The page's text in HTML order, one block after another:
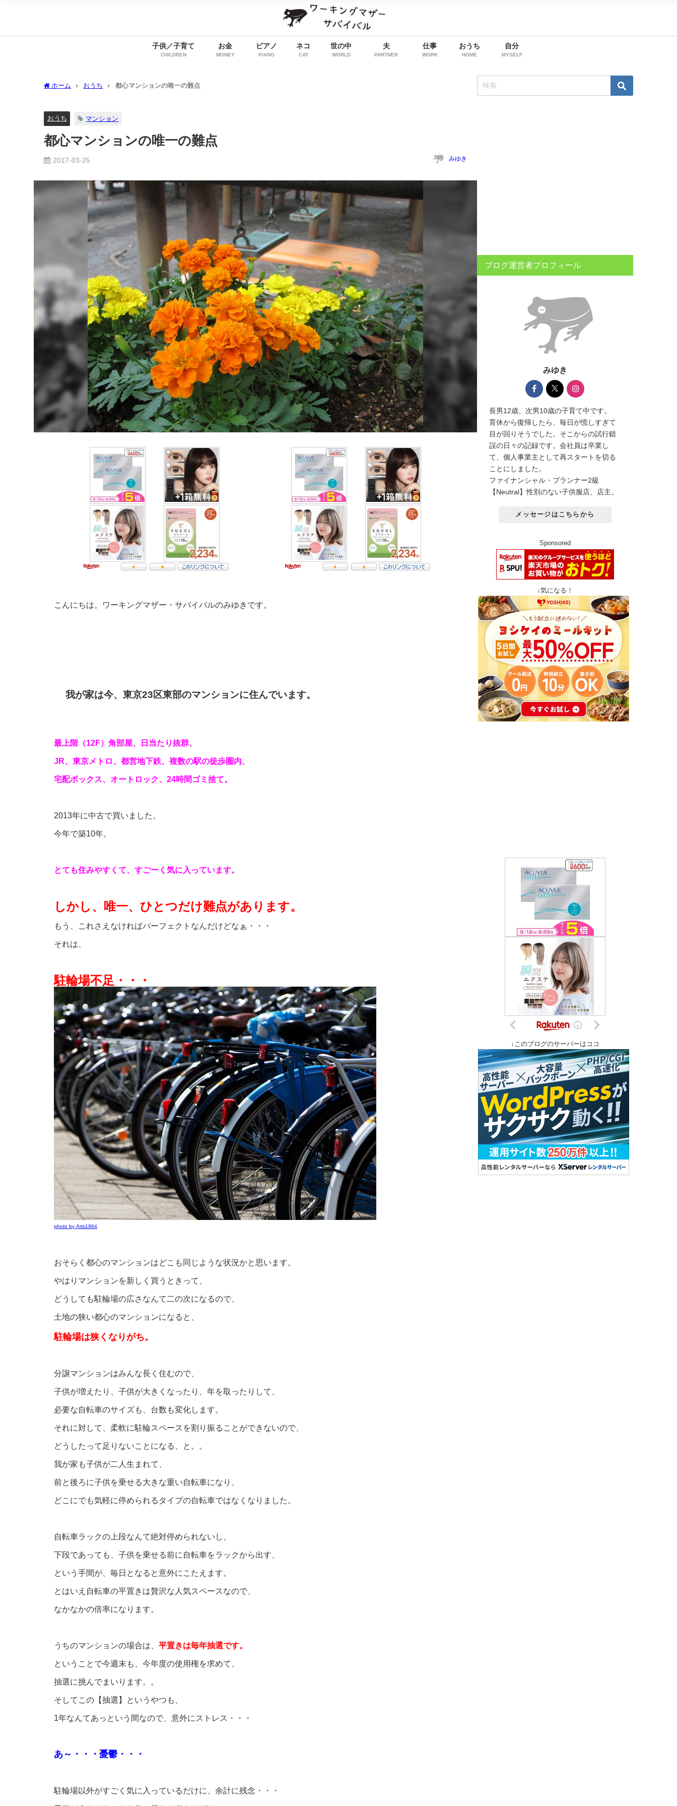
子供／子育て
CHILDREN
お金
MONEY
ピアノ
PIANO
ネコ
CAT
世の中
WORLD
夫
PARTNER
仕事
WORK
おうち
HOME
自分
MYSELF
ホーム おうち 都心マンションの唯一の難点
おうち マンション
都心マンションの唯一の難点
2017-03-25 みゆき
こんにちは。ワーキングマザー・サバイバルのみゆきです。
我が家は今、東京23区東部のマンションに住んでいます。
最上階（12F）角部屋、日当たり抜群、
JR、東京メトロ、都営地下鉄、複数の駅の徒歩圏内、
宅配ボックス、オートロック、24時間ゴミ捨て。
2013年に中古で買いました。
今年で築10年。
とても住みやすくて、すごーく気に入っています。
しかし、唯一、ひとつだけ難点があります。
もう、これさえなければパーフェクトなんだけどなぁ・・・
それは、
駐輪場不足・・・
photo by Arts1984
おそらく都心のマンションはどこも同じような状況かと思います。
やはりマンションを新しく買うときって、
どうしても駐輪場の広さなんて二の次になるので、
土地の狭い都心のマンションになると、
駐輪場は狭くなりがち。
分譲マンションはみんな長く住むので、
子供が増えたり、子供が大きくなったり、年を取ったりして、
必要な自転車のサイズも、台数も変化します。
それに対して、柔軟に駐輪スペースを割り振ることができないので、
どうしたって足りないことになる、と。。
我が家も子供が二人生まれて、
前と後ろに子供を乗せる大きな重い自転車になり、
どこにでも気軽に停められるタイプの自転車ではなくなりました。
自転車ラックの上段なんて絶対停められないし、
下段であっても、子供を乗せる前に自転車をラックから出す、
という手間が、毎日となると意外にこたえます。
とはいえ自転車の平置きは贅沢な人気スペースなので、
なかなかの倍率になります。
うちのマンションの場合は、平置きは毎年抽選です。
ということで今週末も、今年度の使用権を求めて、
抽選に挑んでまいります。。
そしてこの【抽選】というやつも、
1年なんてあっという間なので、意外にストレス・・・
あ～・・・憂鬱・・・
駐輪場以外がすごく気に入っているだけに、余計に残念・・・
ブログ運営者プロフィール
みゆき
長男12歳、次男10歳の子育て中です。
育休から復帰したら、毎日が慌しすぎて
目が回りそうでした。そこからの試行錯
誤の日々の記録です。会社員は卒業し
て、個人事業主として再スタートを切る
ことにしました。
ファイナンシャル・プランナー2級
【Neutral】性別のない子供服店、店主。
メッセージはこちらから
Sponsored
↓気になる！
↓このブログのサーバーはココ